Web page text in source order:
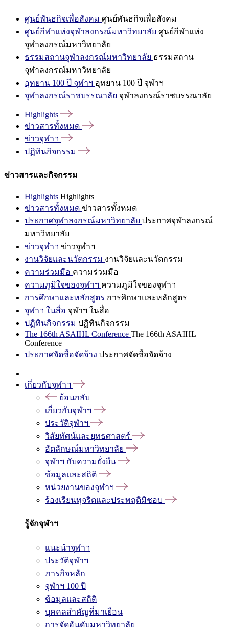
ศูนย์พันธกิจเพื่อสังคม ศูนย์พันธกิจเพื่อสังคม
ศูนย์กีฬาแห่งจุฬาลงกรณ์มหาวิทยาลัย ศูนย์กีฬาแห่ง
จุฬาลงกรณ์มหาวิทยาลัย
ธรรมสถานจุฬาลงกรณ์มหาวิทยาลัย ธรรมสถาน
จุฬาลงกรณ์มหาวิทยาลัย
อุทยาน 100 ปี จุฬาฯ อุทยาน 100 ปี จุฬาฯ
จุฬาลงกรณ์ราชบรรณาลัย จุฬาลงกรณ์ราชบรรณาลัย
Highlights
ข่าวสารทั้งหมด
ข่าวจุฬาฯ
ปฏิทินกิจกรรม
ข่าวสารและกิจกรรม
Highlights Highlights
ข่าวสารทั้งหมด ข่าวสารทั้งหมด
ประกาศจุฬาลงกรณ์มหาวิทยาลัย ประกาศจุฬาลงกรณ์
มหาวิทยาลัย
ข่าวจุฬาฯ ข่าวจุฬาฯ
งานวิจัยและนวัตกรรม งานวิจัยและนวัตกรรม
ความร่วมมือ ความร่วมมือ
ความภูมิใจของจุฬาฯ ความภูมิใจของจุฬาฯ
การศึกษาและหลักสูตร การศึกษาและหลักสูตร
จุฬาฯ ในสื่อ จุฬาฯ ในสื่อ
ปฏิทินกิจกรรม ปฏิทินกิจกรรม
The 166th ASAIHL Conference The 166th ASAIHL
Conference
ประกาศจัดซื้อจัดจ้าง ประกาศจัดซื้อจัดจ้าง
เกี่ยวกับจุฬาฯ
ย้อนกลับ
เกี่ยวกับจุฬาฯ
ประวัติจุฬาฯ
วิสัยทัศน์และยุทธศาสตร์
อัตลักษณ์มหาวิทยาลัย
จุฬาฯ กับความยั่งยืน
ข้อมูลและสถิติ
หน่วยงานของจุฬาฯ
ร้องเรียนทุจริตและประพฤติมิชอบ
รู้จักจุฬาฯ
แนะนำจุฬาฯ
ประวัติจุฬาฯ
ภารกิจหลัก
จุฬาฯ 100 ปี
ข้อมูลและสถิติ
บุคคลสำคัญที่มาเยือน
การจัดอันดับมหาวิทยาลัย